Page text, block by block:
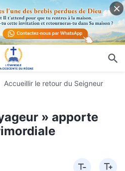
Accueillir le retour du Seigneur
» apporte